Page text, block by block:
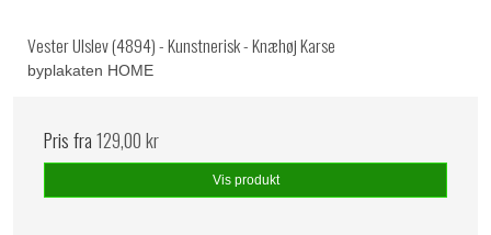
Vester Ulslev (4894) - Kunstnerisk - Knæhøj Karse
byplakaten HOME
Pris fra129,00 kr
Vis produkt